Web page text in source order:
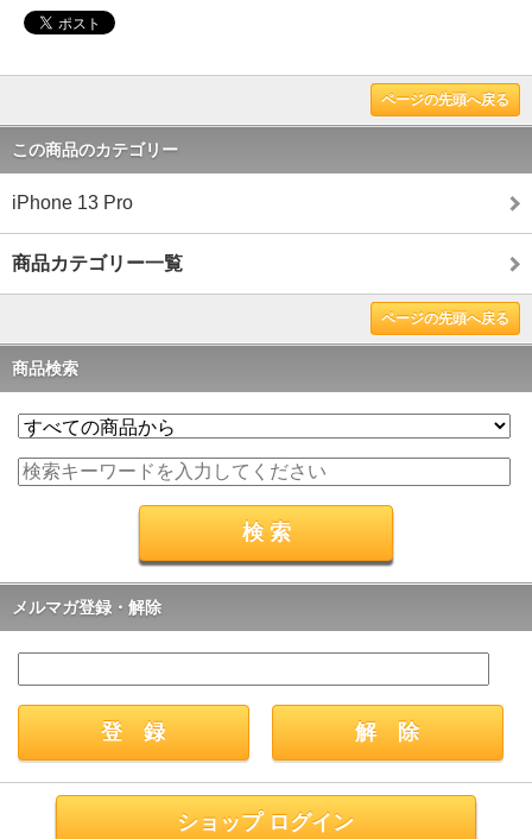
ページの先頭へ戻る
この商品のカテゴリー
iPhone 13 Pro
商品カテゴリー一覧
ページの先頭へ戻る
商品検索
メルマガ登録・解除
ショップ ログイン